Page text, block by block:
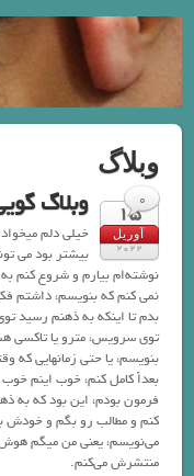
وبلاگ
15
آوریل
2022
وبلاگ
خیلی دلم
بیشتر بود می
نوشته‌ام بیارم و شروع کنم
نمی کنم که بنویسم، داشتم
بدم تا اینکه به ذهنم رسید
توی سرویس، مترو یا تاکسی
بنویسم، یا حتی زمانهایی که
بعداً کامل کنم، خوب اینم
فرمون بودم، این بود که به
کنم و مطالب رو بگم و خودش
می‌نویسم، یعنی من میگم
منتشرش می‌کنم.
0